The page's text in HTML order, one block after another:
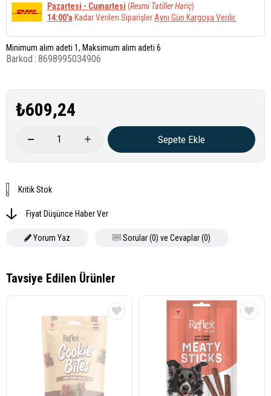
Pazartesi - Cumartesi (Resmi Tatiller Hariç)
14:00'a Kadar Verilen Siparişler Aynı Gün Kargoya Verilir.
Minimum alım adeti 1, Maksimum alım adeti 6
Barkod : 8698995034906
₺609,24
Kritik Stok
Fiyat Düşünce Haber Ver
Yorum Yaz Sorular (0) ve Cevaplar (0)